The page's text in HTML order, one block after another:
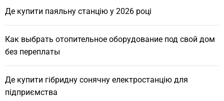
Де купити паяльну станцію у 2026 році
Как выбрать отопительное оборудование под свой дом
без переплаты
Де купити гібридну сонячну електростанцію для
підприємства